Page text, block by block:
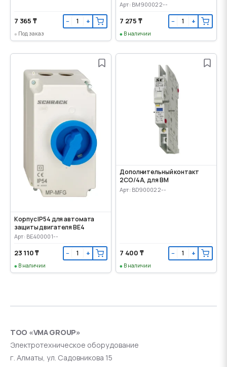
7 365 ₸ − +
Под заказ
Арт: BM900022--
7 275 ₸ − +
В наличии
Корпус IP54 для автомата
защиты двигателя BE4
Арт: BE400001--
23 110 ₸ − +
В наличии
Дополнительный контакт
2CO/4A, для ВМ
Арт: BD900022--
7 400 ₸ − +
В наличии
ТОО «VMA GROUP»
Электротехническое оборудование
г. Алматы, ул. Садовникова 15